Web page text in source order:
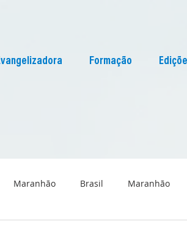
Formação
Maranhão Brasil Maranhão